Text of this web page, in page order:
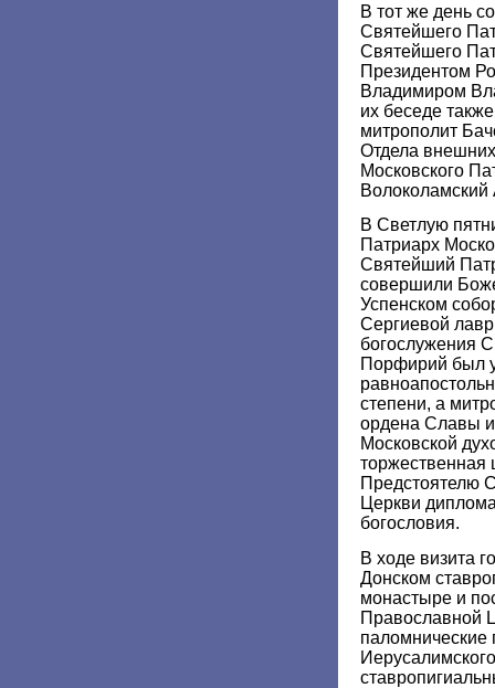
В тот же день
Святейшего
Святейшего
Президентом
Владимиром
их беседе
митрополит
Отдела
Московского
Волоколамский
В Светлую
Патриарх
Святейший
совершили
Успенском
Сергиевой
богослужения
Порфирий был
степени, а
ордена Славы
Московской
торжественная
Предстоятелю
Церкви
богословия.
В ходе визита
Донском
монастыре и
Православной
паломнические